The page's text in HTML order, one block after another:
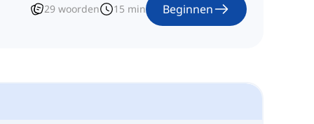
29 woorden 15 min Beginnen